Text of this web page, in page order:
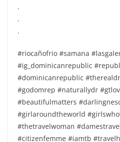
.
.
.
#riocañofrio #samana
#ig_dominicanrepublic
#dominicanrepublic
#godomrep #naturallydr
#beautifulmatters
#girlaroundtheworld
#thetravelwoman
#citizenfemme #iamtb